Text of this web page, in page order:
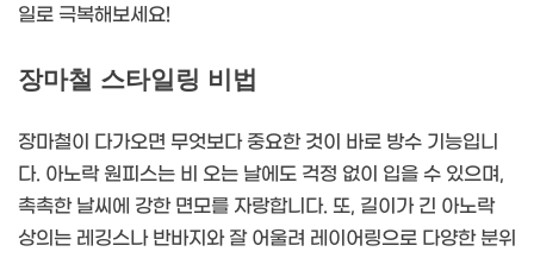
일로 극복해보세요!
장마철 스타일링 비법
장마철이 다가오면 무엇보다 중요한 것이 바로 방수 기능입니
다. 아노락 원피스는 비 오는 날에도 걱정 없이 입을 수 있으며,
촉촉한 날씨에 강한 면모를 자랑합니다. 또, 길이가 긴 아노락
상의는 레깅스나 반바지와 잘 어울려 레이어링으로 다양한 분위